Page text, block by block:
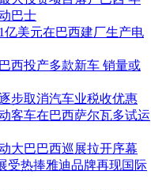
巴士
亿美元在巴西建厂生产电
西投产多款新车 销量或
步取消汽车业税收优惠
客车在巴西萨尔瓦多试运
大巴巴西巡展拉开序幕
受热捧雅迪品牌再现国际